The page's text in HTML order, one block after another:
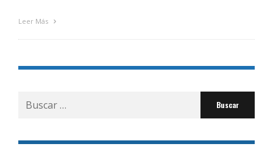
Leer Más
Buscar
por: